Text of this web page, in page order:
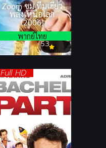
Zoom ซูม ทีมเฮี้ยว
พลังเหนือโลก
(2006)
5.3
พากย์ไทย
Full HD